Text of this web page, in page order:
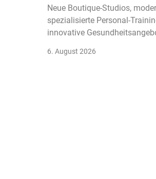
Neue Boutique-Studios,
spezialisierte Personal-
innovative
6. August 2026